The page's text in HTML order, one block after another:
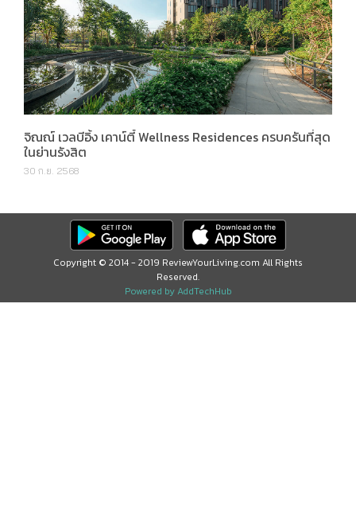
จิณณ์ เวลบีอิ้ง เคาน์ตี้ Wellness Residences ครบครันที่สุด
ในย่านรังสิต
30 ก.ย. 2568
Copyright © 2014 - 2019 ReviewYourLiving.com All Rights
Reserved.
Powered by AddTechHub